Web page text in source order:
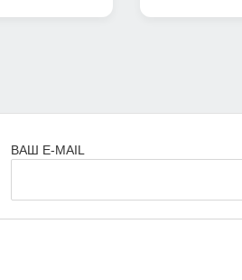
ВАШ E-MAIL